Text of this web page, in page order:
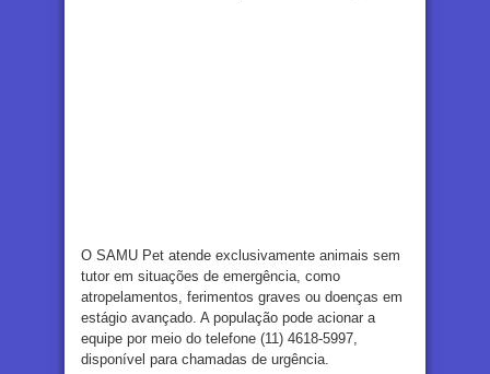
O SAMU Pet atende exclusivamente animais sem
tutor em situações de emergência, como
atropelamentos, ferimentos graves ou doenças em
estágio avançado. A população pode acionar a
equipe por meio do telefone (11) 4618-5997,
disponível para chamadas de urgência.